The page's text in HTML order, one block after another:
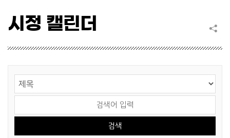
시정 캘린더